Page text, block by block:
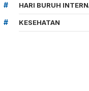
HARI BURUH
KESEHATAN